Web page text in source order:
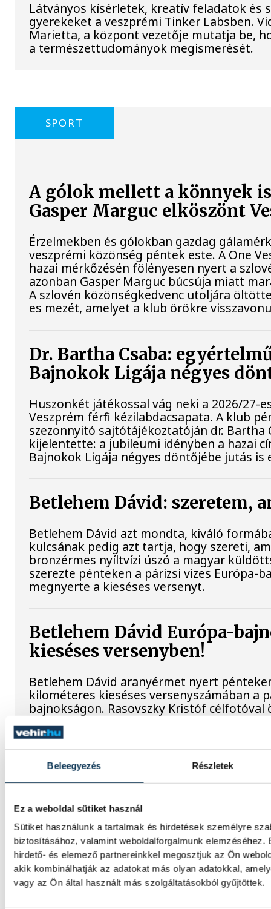
Beleegyezés Részletek
Ez a weboldal sütiket használ
Sütiket használunk a tartalmak és hirdetések személyre
biztosításához, valamint weboldalforgalmunk
hirdető- és elemező partnereinkkel megosztjuk az Ön
akik kombinálhatják az adatokat más olyan adatokkal,
vagy az Ön által használt más szolgáltatásokból gyűjtöttek.
Látványos kísérletek, kreatív feladatok és
gyerekeket a veszprémi Tinker Labsben.
Marietta, a központ vezetője mutatja be,
a természettudományok megismerését.
SPORT
A gólok mellett a könnyek
Gasper Marguc elköszönt
Érzelmekben és gólokban gazdag
veszprémi közönség péntek este. A One
hazai mérkőzésén fölényesen nyert a
azonban Gasper Marguc búcsúja miatt
A szlovén közönségkedvenc utoljára
es mezét, amelyet a klub örökre
Dr. Bartha Csaba:
Bajnokok Ligája négyes
Huszonkét játékossal vág neki a 2026/27-
Veszprém férfi kézilabdacsapata. A klub
szezonnyitó sajtótájékoztatóján dr. Bartha
kijelentette: a jubileumi idényben a hazai
Bajnokok Ligája négyes döntőjébe jutás is
Betlehem Dávid: szeretem,
Betlehem Dávid azt mondta, kiváló
kulcsának pedig azt tartja, hogy szereti,
bronzérmes nyíltvízi úszó a magyar
szerezte pénteken a párizsi vizes Európa-
megnyerte a kieséses versenyt.
Betlehem Dávid Európa-
kieséses versenyben!
Betlehem Dávid aranyérmet nyert
kilométeres kieséses versenyszámában a
bajnokságon. Rasovszky Kristóf
Gyurkovics a masters Eb
Az Európa-bajnoki és a grand master
Férfi kézilabda ifjúsági Eb:
elődöntőbe a magyar csapat